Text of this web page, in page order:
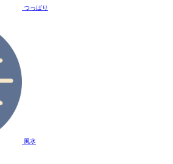
つっぱり
風水